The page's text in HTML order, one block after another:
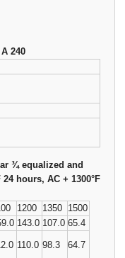
240
¾ equalized and
hours, AC + 1300°F
1200 1350 1500
143.0 107.0 65.4
110.0 98.3 64.7